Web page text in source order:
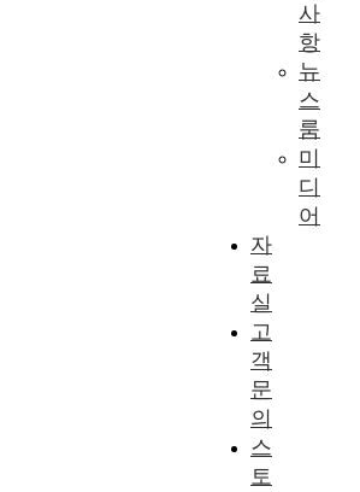
사
항
뉴
스
룸
미
디
어
자
료
실
고
객
문
의
스
토